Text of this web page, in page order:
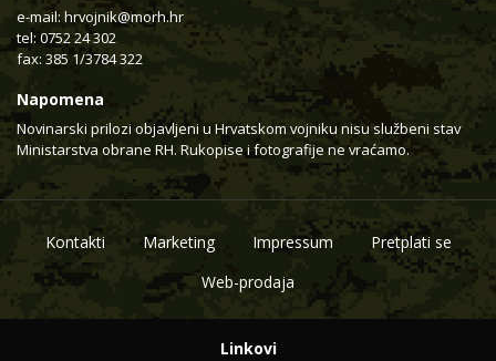
e-mail: hrvojnik@morh.hr
tel: 0752 24 302
fax: 385 1/3784 322
Napomena
Novinarski prilozi objavljeni u Hrvatskom vojniku nisu službeni stav
Ministarstva obrane RH. Rukopise i fotografije ne vraćamo.
Kontakti Marketing Impressum
Pretplati se
Web-prodaja
Linkovi